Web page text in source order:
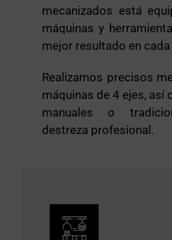
mecanizados está
máquinas y
mejor resultado en
Realizamos precisos
máquinas de 4 ejes, así
manuales o
destreza profesional.